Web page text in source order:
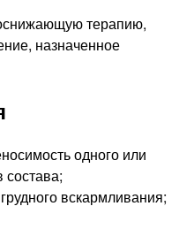
терапию,
назначенное
одного или
состава;
вскармливания;